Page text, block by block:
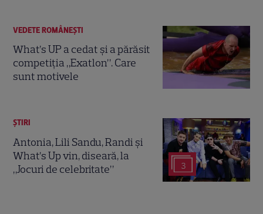
VEDETE ROMÂNEŞTI
What’s UP a cedat și a părăsit
competiția „Exatlon”. Care
sunt motivele
3
ȘTIRI
Antonia, Lili Sandu, Randi și
What’s Up vin, diseară, la
„Jocuri de celebritate”